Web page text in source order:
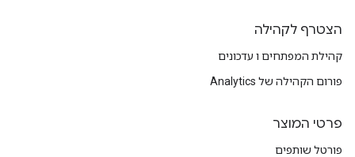
הצטרף לקהילה
קהילת המפתחים ו עדכונים
פורום הקהילה של Analytics
פרטי המוצר
פורטל שותפים